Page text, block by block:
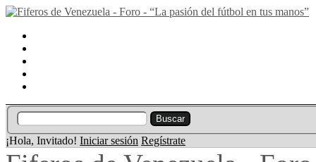
¡Hola, Invitado! Iniciar sesión Regístrate